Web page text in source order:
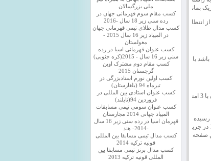
بمانند.
انتظار ابرستاره
باشد یا کارلسن
کارلسن با درهم کوبیدن گریسچوک با آرونیان در صدر جدول هم خانه شد،اکنون هر دو فوق ستارهشطرنج جهان با 3 امتیاز از 4 بای
رسیده باشد.بازی
کارلسن با گریسچوک حساسترین بازی این دور است ک با برتری جزیی مرد اول شطرنج جهان در حرکت 19 در جریان است.
صفحه می توانید
ملی بزرگسالان
کسب مقام سوم قهرمانی جهان در
رده سنی زیر 18 سال -2016
کسب مدال طلای تیمی قهرمانی جهان
در المپیاد زیر 16 سال 2015 -
مغولستان
کسب عنوان قهرمانی اسیا در رده
سنی زیر 16 سال - 2015(کره جنوبی)
کسب مقام دوم مشترک اوپن
گرجستان 2015
کسب اولین نورم استادبزرگی در
تیرماه 94 (بلغارستان)
کسب عنوان استادی بین المللی در
فروردین 94(تایلند)
کسب عنوان سومی تیمی مسابقات
المپیاد جهانی 2014 مجارستان
قهرمان اسیا در رده سنی زیر 16 سال
-2014- هند
کسب مدال تیمی مسابقا بین المللی
قونیه ترکیه 2014
کسب مدال برنز تیمی مسابقا بین
المللی قونیه ترکیه 2013